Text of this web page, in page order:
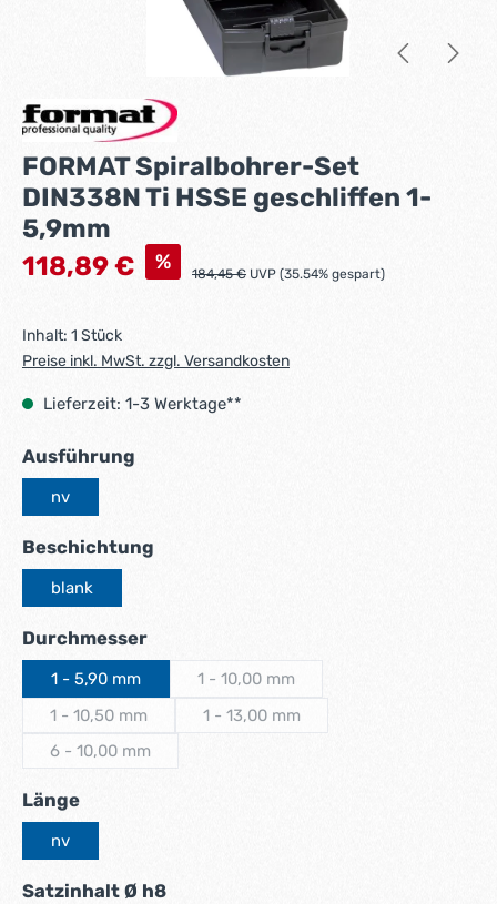
FORMAT Spiralbohrer-Set
DIN338N Ti HSSE geschliffen 1-
5,9mm
Verkaufspreis:
118,89 € % Regulärer Preis:
184,45 € UVP (35.54% gespart)
Inhalt: 1 Stück
Preise inkl. MwSt. zzgl. Versandkosten
Lieferzeit: 1-3 Werktage**
Ausführung
nv
Beschichtung
blank
Durchmesserauswählen
1 - 5,90 mm 1 - 10,00 mm
1 - 10,50 mm
(Diese Option ist zurzeit nicht verfügbar.)
1 - 13,00 mm
6 - 10,00 mm
Längeauswählen
nv
Satzinhalt Ø h8auswählen